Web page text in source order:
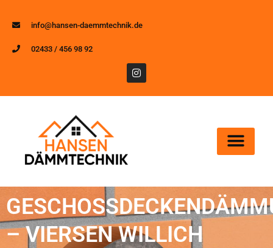
info@hansen-daemmtechnik.de
02433 / 456 98 92
– VIERSEN WILLICH